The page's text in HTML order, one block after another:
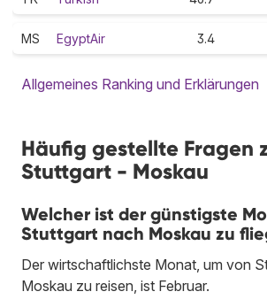
MS EgyptAir 3.4
Allgemeines Ranking und Erklärungen
Häufig gestellte Fragen
Stuttgart - Moskau
Welcher ist der günstigste
Stuttgart nach Moskau zu
Der wirtschaftlichste Monat, um von
Moskau zu reisen, ist Februar.